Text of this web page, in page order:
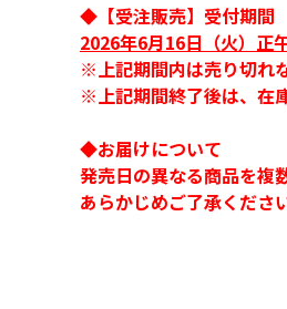
◆【受注販売】受付期間
2026年6月16日（火）正
※上記期間内は売り切れ
※上記期間終了後は、在
◆お届けについて
発売日の異なる商品を複
あらかじめご了承くださ